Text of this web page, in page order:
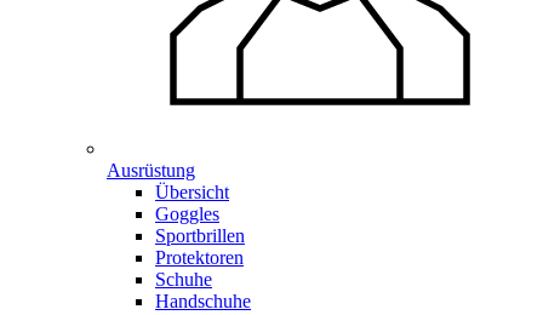
Ausrüstung
Übersicht
Goggles
Sportbrillen
Protektoren
Schuhe
Handschuhe